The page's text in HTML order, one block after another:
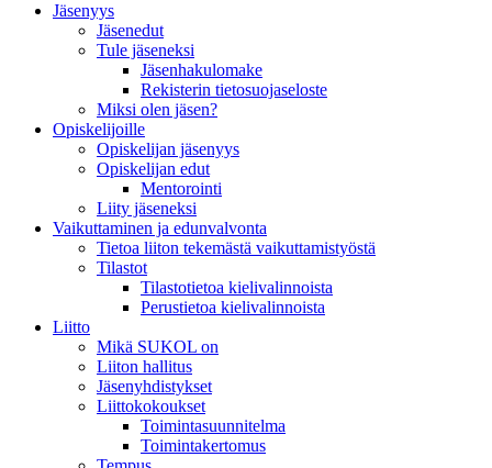
Jäsenyys
Jäsenedut
Tule jäseneksi
Jäsenhakulomake
Rekisterin tietosuojaseloste
Miksi olen jäsen?
Opiskelijoille
Opiskelijan jäsenyys
Opiskelijan edut
Mentorointi
Liity jäseneksi
Vaikuttaminen ja edunvalvonta
Tietoa liiton tekemästä vaikuttamistyöstä
Tilastot
Tilastotietoa kielivalinnoista
Perustietoa kielivalinnoista
Liitto
Mikä SUKOL on
Liiton hallitus
Jäsenyhdistykset
Liittokokoukset
Toimintasuunnitelma
Toimintakertomus